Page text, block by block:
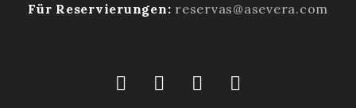
Für Reservierungen: reservas@asevera.com